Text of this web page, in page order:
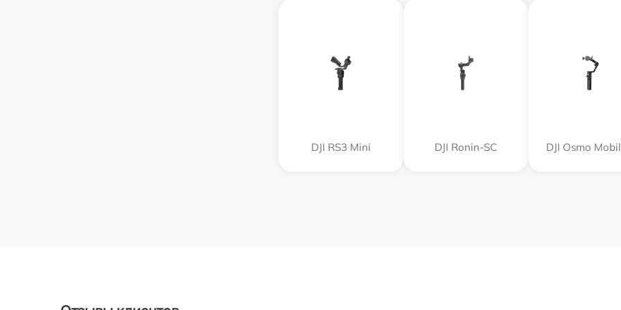
DJI RS3 Mini DJI Ronin-SC DJI Osmo